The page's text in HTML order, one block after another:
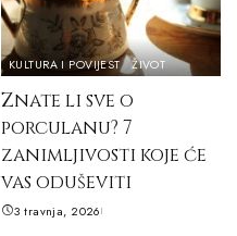
KULTURA I POVIJEST ŽIVOT
Znate li sve o
porculanu? 7
zanimljivosti koje će
vas oduševiti
3 travnja, 2026